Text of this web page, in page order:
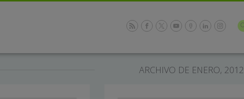
ARCHIVO DE ENERO, 2012